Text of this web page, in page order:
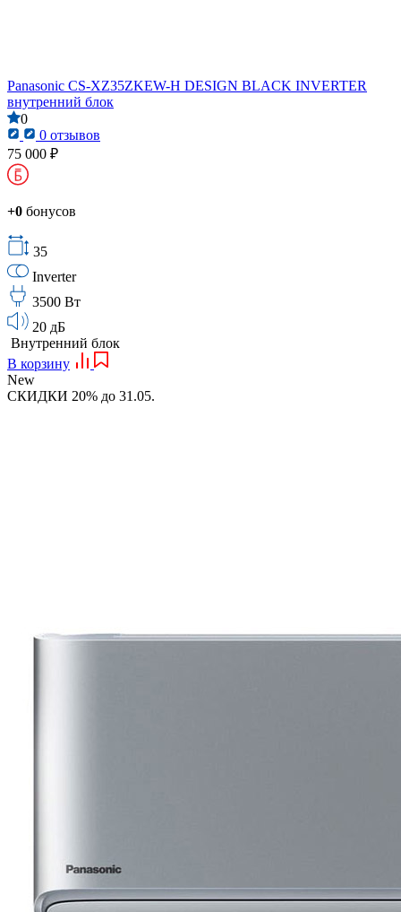
Panasonic CS-XZ35ZKEW-H DESIGN BLACK INVERTER
внутренний блок
0
0 отзывов
75 000 ₽
+0 бонусов
35
Inverter
3500 Вт
20 дБ
Внутренний блок
В корзину
New
СКИДКИ 20% до 31.05.